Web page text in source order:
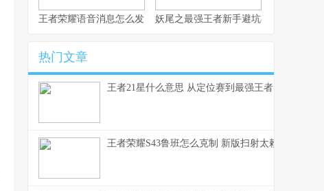
王者荣耀语音消息怎么发 这赛季S43的沟通优化细节你得知道
妖尾之最强王者新手避坑与实战心得
热门文章
王者21星什么意思 从定位赛到最强王者的段位全解
王者荣耀S43鲁班怎么克制 新版扫射太赖了这些英